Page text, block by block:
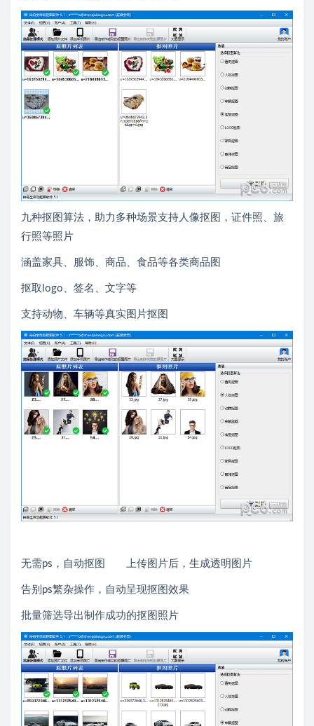
九种抠图算法，助力多种场景支持人像抠图，证件照、旅
行照等照片
涵盖家具、服饰、商品、食品等各类商品图
抠取logo、签名、文字等
支持动物、车辆等真实图片抠图
无需ps，自动抠图 上传图片后，生成透明图片
告别ps繁杂操作，自动呈现抠图效果
批量筛选导出制作成功的抠图照片